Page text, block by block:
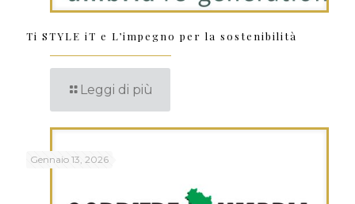
Ti STYLE iT e L’impegno per la sostenibilità
Leggi di più
Gennaio 13, 2026